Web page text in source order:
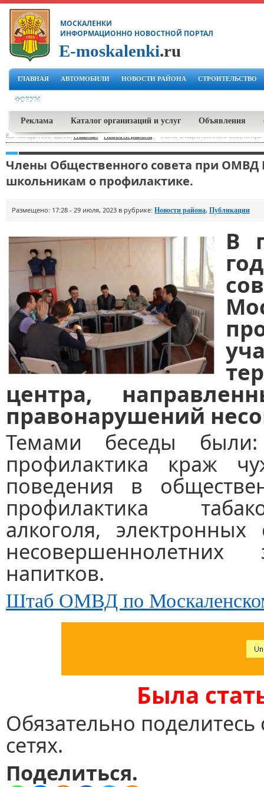
МОСКАЛЕНКИ
ИНФОРМАЦИОННО НОВОСТНОЙ ПОРТАЛ
E-moskalenki.ru
ГЛАВНАЯ АВТОМОБИЛИ НОВОСТИ РАЙОНА СТРОИТЕЛЬСТВО
ФОРУМ
Реклама Каталог организаций и услуг Объявления
Вы находитесь здесь:Главная-Новости района Члены Общественного совета
Члены Общественного совета при ОМВД
школьникам о профилактике.
Размещено: 17:28 - 29 июля, 2023 в рубрике: Новости района, Публикации
В
центра,
правонарушений
Темами беседы были:
профилактика краж
поведения в
профилактика
алкоголя, электронных
напитков.
Штаб ОМВД по
Была с
Обязательно
сетях.
Поделиться.